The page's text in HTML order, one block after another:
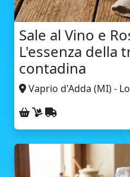
Sale al Vino e
L'essenza della
contadina
Vaprio d'Adda (MI) -
Ritiro sul posto
Consegna a
Spedizione con